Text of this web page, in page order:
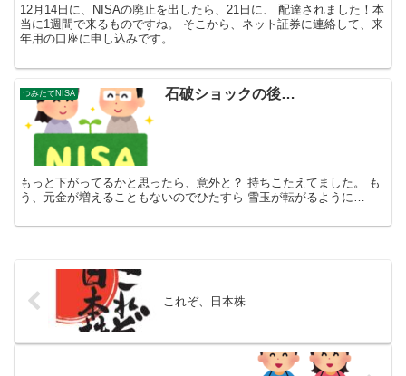
12月14日に、NISAの廃止を出したら、21日に、 配達されました！本
当に1週間で来るものですね。 そこから、ネット証券に連絡して、来
年用の口座に申し込みです。
つみたてNISA 石破ショックの後…
もっと下がってるかと思ったら、意外と？ 持ちこたえてました。 も
う、元金が増えることもないのでひたすら 雪玉が転がるように…
これぞ、日本株